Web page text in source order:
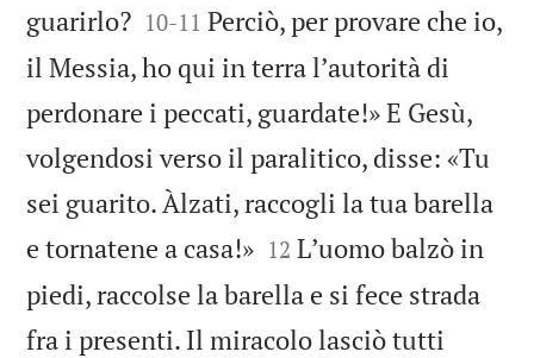
guarirlo?
10-11 Perciò, per provare che io,
il Messia, ho qui in terra lʼautorità di
perdonare i peccati, guardate!» E Gesù,
volgendosi verso il paralitico, disse: «Tu
sei guarito. Àlzati, raccogli la tua barella
e tornatene a casa!»
12 Lʼuomo balzò in
piedi, raccolse la barella e si fece strada
fra i presenti. Il miracolo lasciò tutti